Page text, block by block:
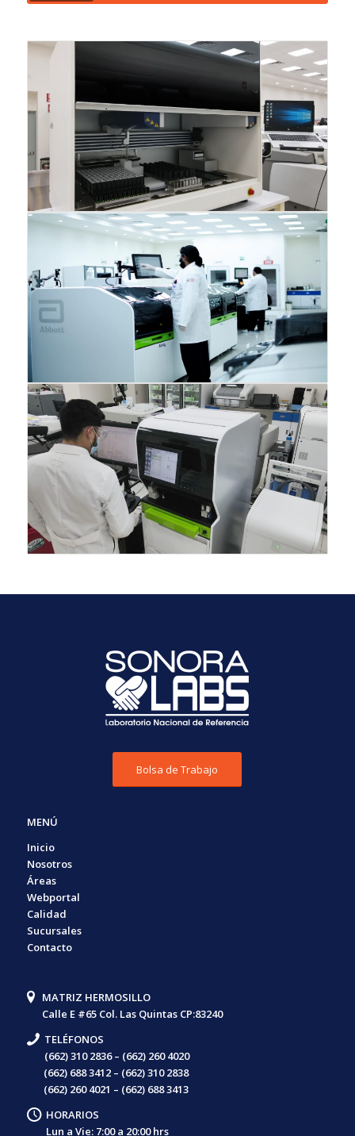
Bolsa de Trabajo
MENÚ
Inicio
Nosotros
Áreas
Webportal
Calidad
Sucursales
Contacto
MATRIZ HERMOSILLO
Calle E #65 Col. Las Quintas CP:83240
TELÉFONOS
(662) 310 2836 – (662) 260 4020
(662) 688 3412 – (662) 310 2838
(662) 260 4021 – (662) 688 3413
HORARIOS
Lun a Vie: 7:00 a 20:00 hrs